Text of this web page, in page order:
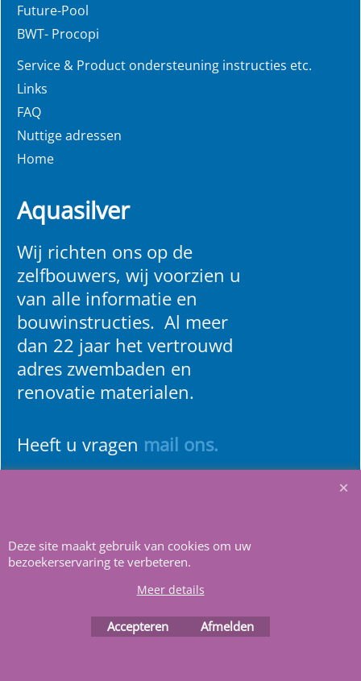
Future-Pool
BWT- Procopi
Service & Product ondersteuning instructies etc.
Links
FAQ
Nuttige adressen
Home
Aquasilver
Wij richten ons op de
zelfbouwers, wij voorzien u
van alle informatie en
bouwinstructies. Al meer
dan 22 jaar het vertrouwd
adres zwembaden en
renovatie materialen.
Heeft u vragen mail ons.
Webwinkel gemaakt met
software.
Deze site maakt gebruik van cookies om uw
bezoekerservaring te verbeteren.
Meer details
Accepteren Afmelden